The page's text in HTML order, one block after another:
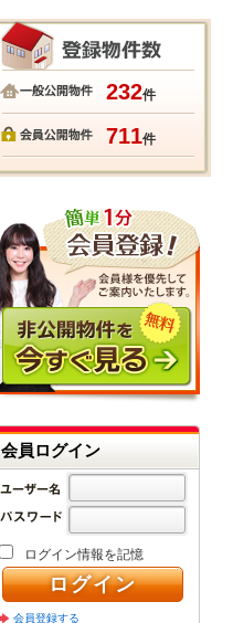
232件
711件
会員ログイン
ログイン情報を記憶
会員登録する